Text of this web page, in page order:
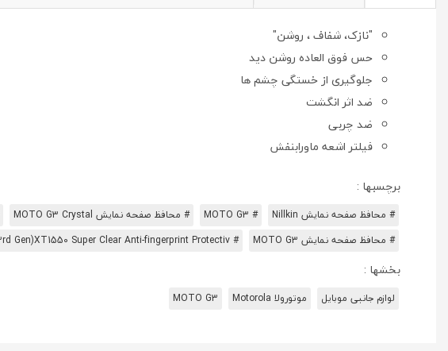
"نازک، شفاف ، روشن"
حس فوق العاده روشن دید
جلوگیری از خستگی چشم ها
ضد اثر انگشت
ضد چربی
فیلتر اشعه ماورابنفش
برچسبها :
# محافظ صفحه نمایش Nillkin # MOTO G3 # محافظ صفحه نمایش MOTO G3 Crystal
# محافظ صفحه نمایش MOTO G3
# MOTO G3 (3rd Gen)XT1550 Super Clear Anti-fingerprint Protectiv
بخشها :
لوازم جانبی موبایل موتورولا Motorola MOTO G3